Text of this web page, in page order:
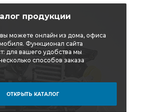
продукции
вы можете онлайн из дома, офиса
Функционал сайта
для вашего удобства мы
способов заказа
ОТКРЫТЬ КАТАЛОГ